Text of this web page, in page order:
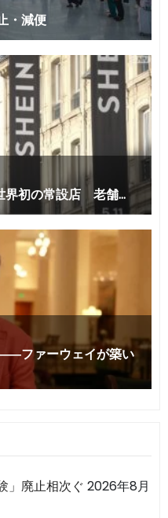
」廃止相次ぐ 2026年8月